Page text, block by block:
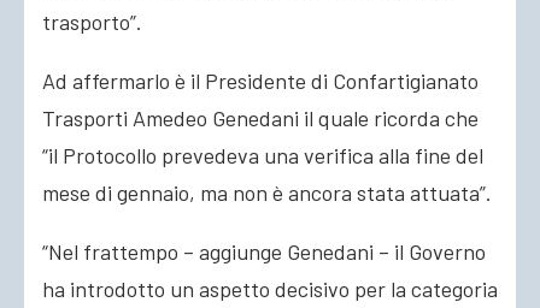
trasporto”.
Ad affermarlo è il Presidente di Confartigianato
Trasporti Amedeo Genedani il quale ricorda che
“il Protocollo prevedeva una verifica alla fine del
mese di gennaio, ma non è ancora stata attuata”.
“Nel frattempo – aggiunge Genedani – il Governo
ha introdotto un aspetto decisivo per la categoria